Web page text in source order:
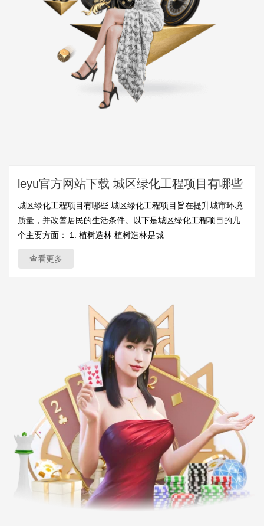
leyu官方网站下载 城区绿化工程项目有哪些
城区绿化工程项目有哪些 城区绿化工程项目旨在提升城市环境
质量，并改善居民的生活条件。以下是城区绿化工程项目的几
个主要方面： 1. 植树造林 植树造林是城
查看更多